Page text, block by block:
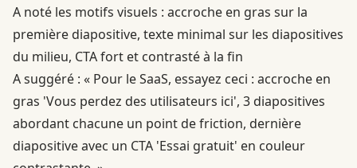
A noté les motifs visuels : accroche en gras sur la
première diapositive, texte minimal sur les diapositives
du milieu, CTA fort et contrasté à la fin
A suggéré : « Pour le SaaS, essayez ceci : accroche en
gras 'Vous perdez des utilisateurs ici', 3 diapositives
abordant chacune un point de friction, dernière
diapositive avec un CTA 'Essai gratuit' en couleur